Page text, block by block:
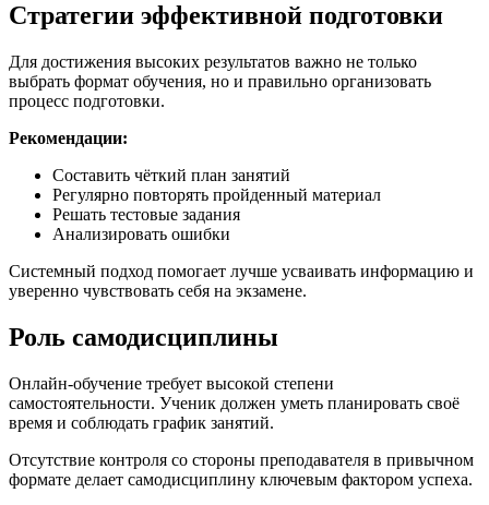
Стратегии эффективной подготовки
Для достижения высоких результатов важно не только
выбрать формат обучения, но и правильно организовать
процесс подготовки.
Рекомендации:
Составить чёткий план занятий
Регулярно повторять пройденный материал
Решать тестовые задания
Анализировать ошибки
Системный подход помогает лучше усваивать информацию и
уверенно чувствовать себя на экзамене.
Роль самодисциплины
Онлайн-обучение требует высокой степени
самостоятельности. Ученик должен уметь планировать своё
время и соблюдать график занятий.
Отсутствие контроля со стороны преподавателя в привычном
формате делает самодисциплину ключевым фактором успеха.